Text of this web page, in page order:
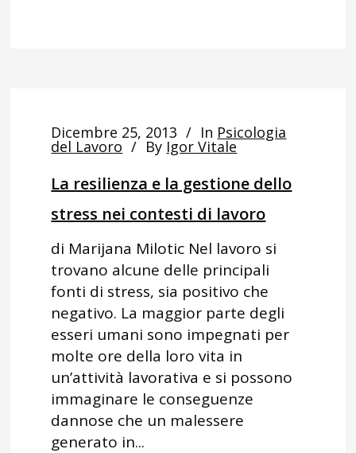
Dicembre 25, 2013 In Psicologia
del Lavoro By Igor Vitale
La resilienza e la gestione dello
stress nei contesti di lavoro
di Marijana Milotic Nel lavoro si
trovano alcune delle principali
fonti di stress, sia positivo che
negativo. La maggior parte degli
esseri umani sono impegnati per
molte ore della loro vita in
un’attività lavorativa e si possono
immaginare le conseguenze
dannose che un malessere
generato in...